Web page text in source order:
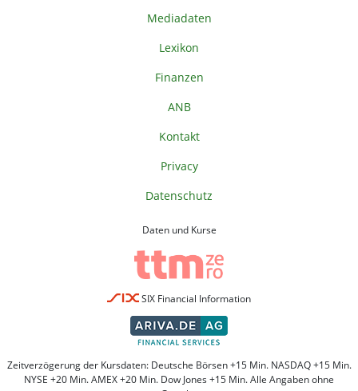
Mediadaten
Lexikon
Finanzen
ANB
Kontakt
Privacy
Datenschutz
Daten und Kurse
SIX Financial Information
Zeitverzögerung der Kursdaten: Deutsche Börsen +15 Min. NASDAQ +15 Min.
NYSE +20 Min. AMEX +20 Min. Dow Jones +15 Min. Alle Angaben ohne